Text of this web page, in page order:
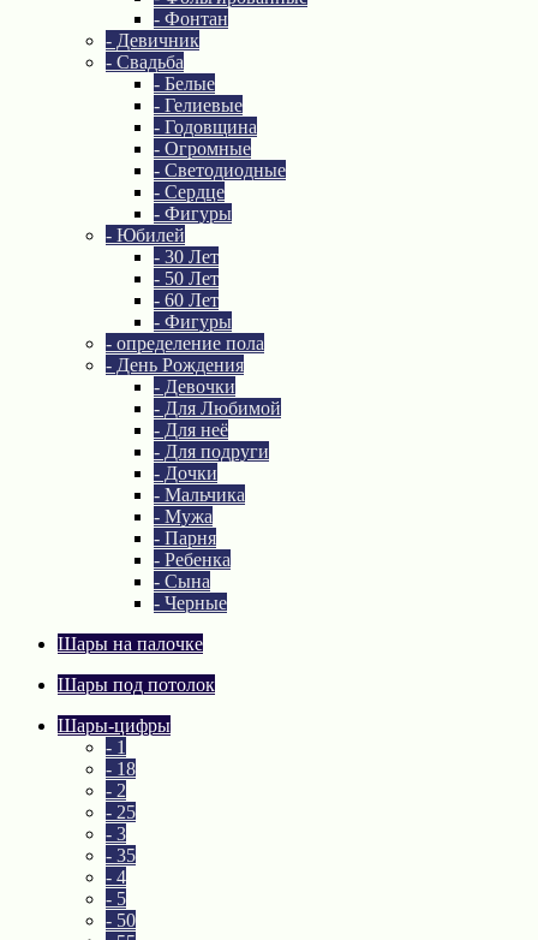
- Фонтан
- Девичник
- Свадьба
- Белые
- Гелиевые
- Годовщина
- Огромные
- Светодиодные
- Сердце
- Фигуры
- Юбилей
- 30 Лет
- 50 Лет
- 60 Лет
- Фигуры
- определение пола
- День Рождения
- Девочки
- Для Любимой
- Для неё
- Для подруги
- Дочки
- Мальчика
- Мужа
- Парня
- Ребенка
- Сына
- Черные
Шары на палочке
Шары под потолок
Шары-цифры
- 1
- 18
- 2
- 25
- 3
- 35
- 4
- 5
- 50